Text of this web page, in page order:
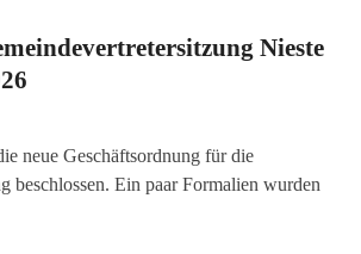
Nieste
neue Geschäftsordnung für die
beschlossen. Ein paar Formalien wurden